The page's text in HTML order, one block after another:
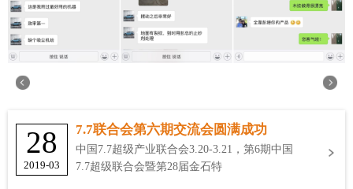
28
2019-03
7.7联合会第六期交流会圆满成功
中国7.7超级产业联合会3.20-3.21，第6期中国
7.7超级联合会暨第28届金石特